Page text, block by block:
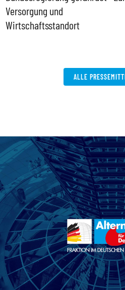
Versorgung und
Wirtschaftsstandort
ALLE